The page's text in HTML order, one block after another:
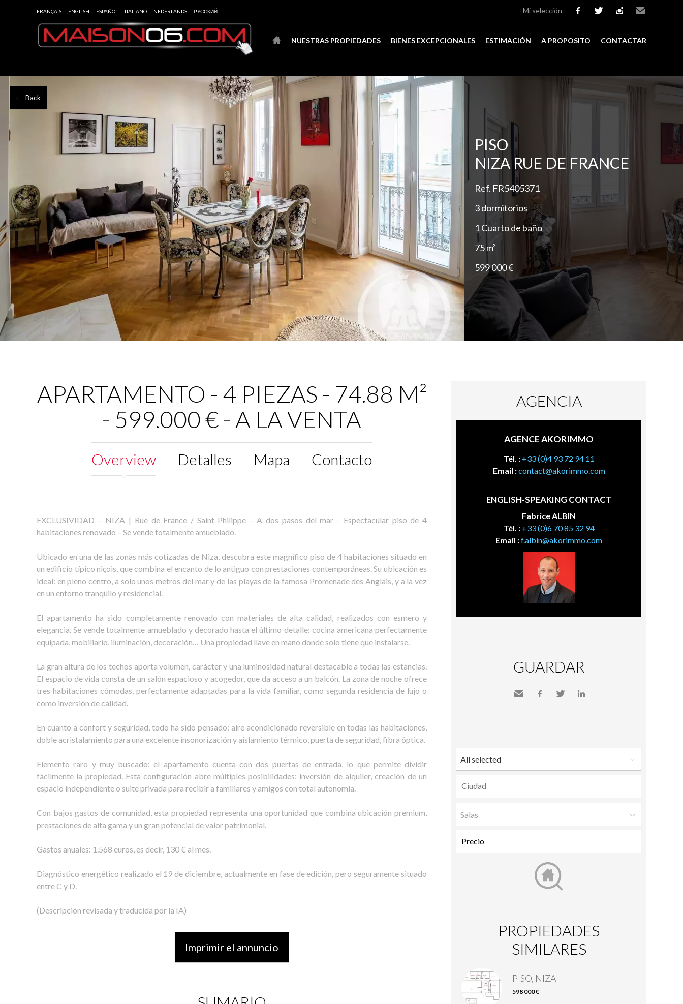
FRANÇAIS ENGLISH ESPAÑOL ITALIANO NEDERLANDS РУССКИЙ Mi selección
NUESTRAS PROPIEDADES BIENES EXCEPCIONALES ESTIMACIÓN A PROPOSITO CONTACTAR
Back
Add to selection
PISO
NIZA RUE DE FRANCE
Ref. FR5405371
3 dormitorios
1 Cuarto de baño
75 m²
599 000 €
APARTAMENTO - 4 PIEZAS - 74.88 M²
- 599.000 € - A LA VENTA
Overview Detalles Mapa Contacto
EXCLUSIVIDAD – NIZA | Rue de France / Saint-Philippe – A dos pasos del mar - Espectacular piso de 4
habitaciones renovado – Se vende totalmente amueblado.
Ubicado en una de las zonas más cotizadas de Niza, descubra este magnífico piso de 4 habitaciones situado en
un edificio típico niçois, que combina el encanto de lo antiguo con prestaciones contemporáneas. Su ubicación es
ideal: en pleno centro, a solo unos metros del mar y de las playas de la famosa Promenade des Anglais, y a la vez
en un entorno tranquilo y residencial.
El apartamento ha sido completamente renovado con materiales de alta calidad, realizados con esmero y
elegancia. Se vende totalmente amueblado y decorado hasta el último detalle: cocina americana perfectamente
equipada, mobiliario, iluminación, decoración… Una propiedad llave en mano donde solo tiene que instalarse.
La gran altura de los techos aporta volumen, carácter y una luminosidad natural destacable a todas las estancias.
El espacio de vida consta de un salón espacioso y acogedor, que da acceso a un balcón. La zona de noche ofrece
tres habitaciones cómodas, perfectamente adaptadas para la vida familiar, como segunda residencia de lujo o
como inversión de calidad.
En cuanto a confort y seguridad, todo ha sido pensado: aire acondicionado reversible en todas las habitaciones,
doble acristalamiento para una excelente insonorización y aislamiento térmico, puerta de seguridad, fibra óptica.
Elemento raro y muy buscado: el apartamento cuenta con dos puertas de entrada, lo que permite dividir
fácilmente la propiedad. Esta configuración abre múltiples posibilidades: inversión de alquiler, creación de un
espacio independiente o suite privada para recibir a familiares y amigos con total autonomía.
Con bajos gastos de comunidad, esta propiedad representa una oportunidad que combina ubicación premium,
prestaciones de alta gama y un gran potencial de valor patrimonial.
Gastos anuales: 1.568 euros, es decir, 130 € al mes.
Diagnóstico energético realizado el 19 de diciembre, actualmente en fase de edición, pero seguramente situado
entre C y D.
(Descripción revisada y traducida por la IA)
Imprimir el annuncio
AGENCIA
AGENCE AKORIMMO
Tél. : +33 (0)4 93 72 94 11
Email :contact@akorimmo.com
ENGLISH-SPEAKING CONTACT
Fabrice ALBIN
Tél. : +33 (0)6 70 85 32 94
Email :f.albin@akorimmo.com
GUARDAR
All selected
Salas
PROPIEDADES
SIMILARES
PISO, NIZA
598 000 €